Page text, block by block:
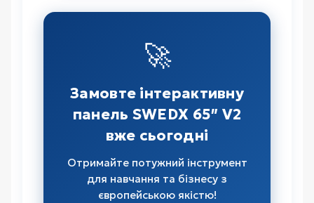
🚀
Замовте інтерактивну
панель SWEDX 65″ V2
вже сьогодні
Отримайте потужний інструмент
для навчання та бізнесу з
європейською якістю!